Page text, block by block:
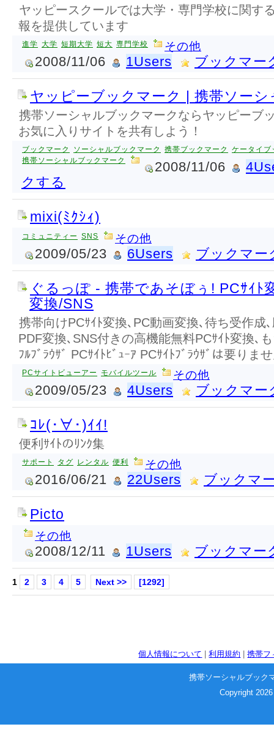
ヤッピースクールでは大学・専門学校に関す
報を提供しています
進学 大学 短期大学 短大 専門学校 その他
2008/11/06 1Users ブックマー
ヤッピーブックマーク | 携帯ソー
携帯ソーシャルブックマークならヤッピーブ
お気に入りサイトを共有しよう！
ブックマーク ソーシャルブックマーク 携帯ブックマーク
ケータイブ
携帯ソーシャルブックマーク
2008/11/06
クする
mixi(ﾐｸｼｨ)
コミュニティー SNS その他
2009/05/23 6Users ブックマー
ぐるっぽ - 携帯であそぼぅ! PCｻｲﾄ
変換/SNS
携帯向けPCｻｲﾄ変換､PC動画変換､待ち受作成
PDF変換､SNS付きの高機能無料PCｻｲﾄ変換､
ﾌﾙﾌﾞﾗｳｻﾞ PCｻｲﾄﾋﾞｭｰｱ PCｻｲﾄﾌﾞﾗｳｻﾞは要りま
PCサイトビューアー モバイルツール その他
2009/05/23 4Users ブックマー
ｺﾚ(･∀･)ｲｲ!
便利ｻｲﾄのﾘﾝｸ集
サポート タグ レンタル 便利 その他
2016/06/21 22Users ブックマ
Picto
その他
2008/12/11 1Users ブックマー
1 2 3 4 5 Next >> [1292]
個人情報について |利用規約 |携帯フ
携帯ソーシャルブック
Copyright